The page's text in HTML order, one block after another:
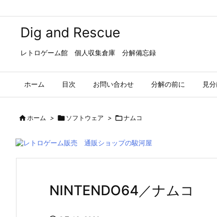
Dig and Rescue
レトロゲーム館 個人収集倉庫 分解備忘録
ホーム 目次 お問い合わせ 分解の前に 見
ホーム >  ソフトウェア > ナムコ
NINTENDO64／ナムコ